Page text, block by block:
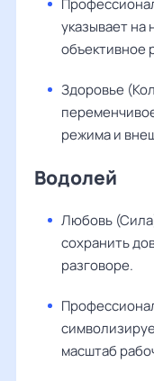
указывает на
объективное
Здоровье
режима и
Водолей
Любовь
сохранить
разговоре.
масштаб